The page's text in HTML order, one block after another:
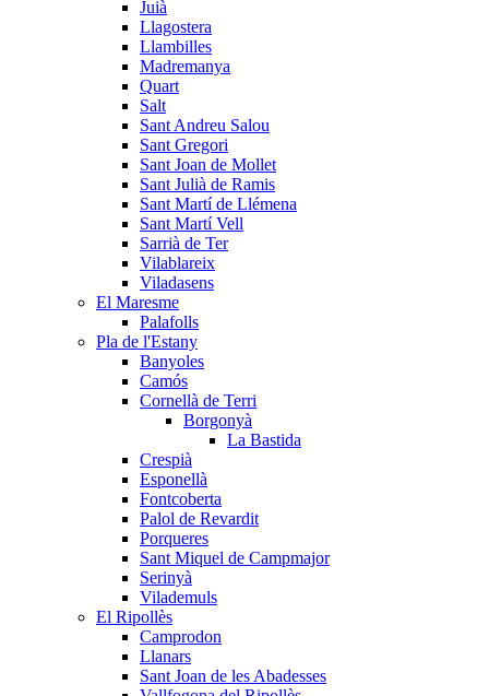
Juià
Llagostera
Llambilles
Madremanya
Quart
Salt
Sant Andreu Salou
Sant Gregori
Sant Joan de Mollet
Sant Julià de Ramis
Sant Martí de Llémena
Sant Martí Vell
Sarrià de Ter
Vilablareix
Viladasens
El Maresme
Palafolls
Pla de l'Estany
Banyoles
Camós
Cornellà de Terri
Borgonyà
La Bastida
Crespià
Esponellà
Fontcoberta
Palol de Revardit
Porqueres
Sant Miquel de Campmajor
Serinyà
Vilademuls
El Ripollès
Camprodon
Llanars
Sant Joan de les Abadesses